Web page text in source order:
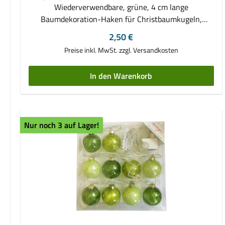
Wiederverwendbare, grüne, 4 cm lange
Baumdekoration-Haken für Christbaumkugeln,
Weihnachtsschmuck, Lichterketten u.v.m. - perfekt
zum Anbringen von
Feiertagsdekorationen.Verpackung mit 72 Stück zum
Herauslösen.
Regulärer Preis:
2,50 €
Preise inkl. MwSt. zzgl. Versandkosten
In den Warenkorb
Nur noch 3 auf Lager!